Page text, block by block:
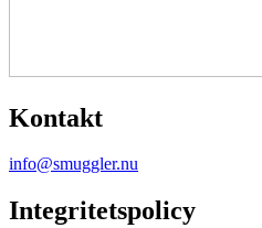
Kontakt
info@smuggler.nu
Integritetspolicy